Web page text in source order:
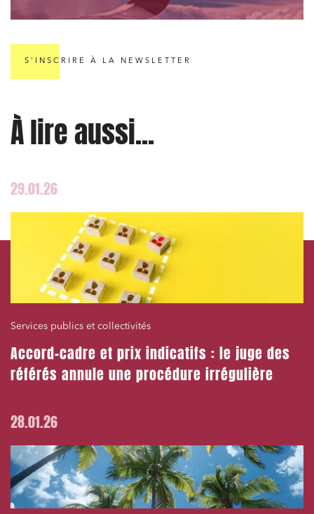
S'INSCRIRE À LA NEWSLETTER
À lire aussi...
29.01.26
Services publics et collectivités
Accord-cadre et prix indicatifs : le juge des
référés annule une procédure irrégulière
28.01.26
Immobilier et habitat
Établissements financiers
Droit du numérique, données et conformité
Services publics et collectivités
Projets immobiliers
Environnement
Urbanisme et aménagement
Droit des sociétés et Fusions-Acquisitions